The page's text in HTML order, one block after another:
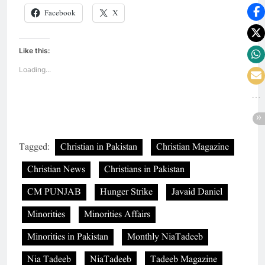
Facebook X
Like this:
Loading...
Tagged: Christian in Pakistan
Christian Magazine
Christian News
Christians in Pakistan
CM PUNJAB
Hunger Strike
Javaid Daniel
Minorities
Minorities Affairs
Minorities in Pakistan
Monthly NiaTadeeb
Nia Tadeeb
NiaTadeeb
Tadeeb Magazine